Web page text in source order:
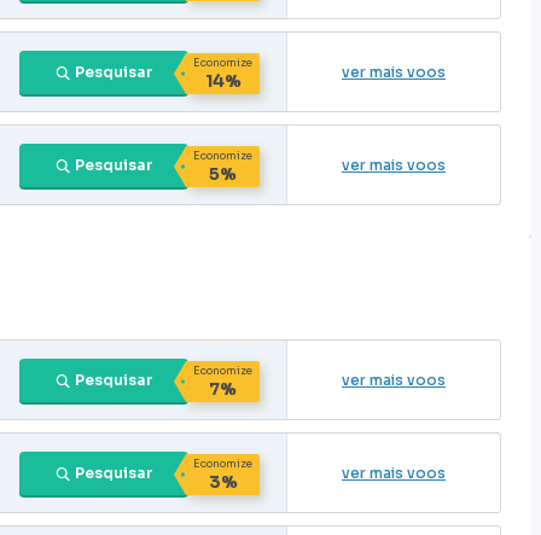
Pesquisar
Economize
14% ver mais voos
Pesquisar
Economize
5% ver mais voos
Pesquisar
Economize
7% ver mais voos
Pesquisar
Economize
3% ver mais voos